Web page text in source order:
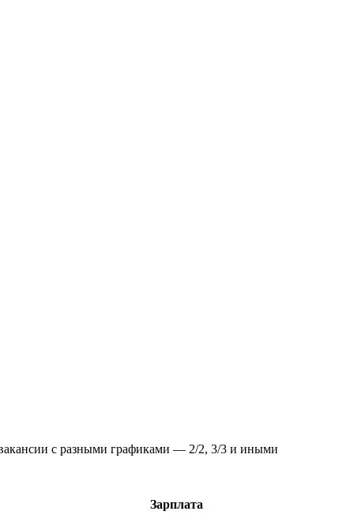
с разными графиками — 2/2, 3/3 и иными
Зарплата